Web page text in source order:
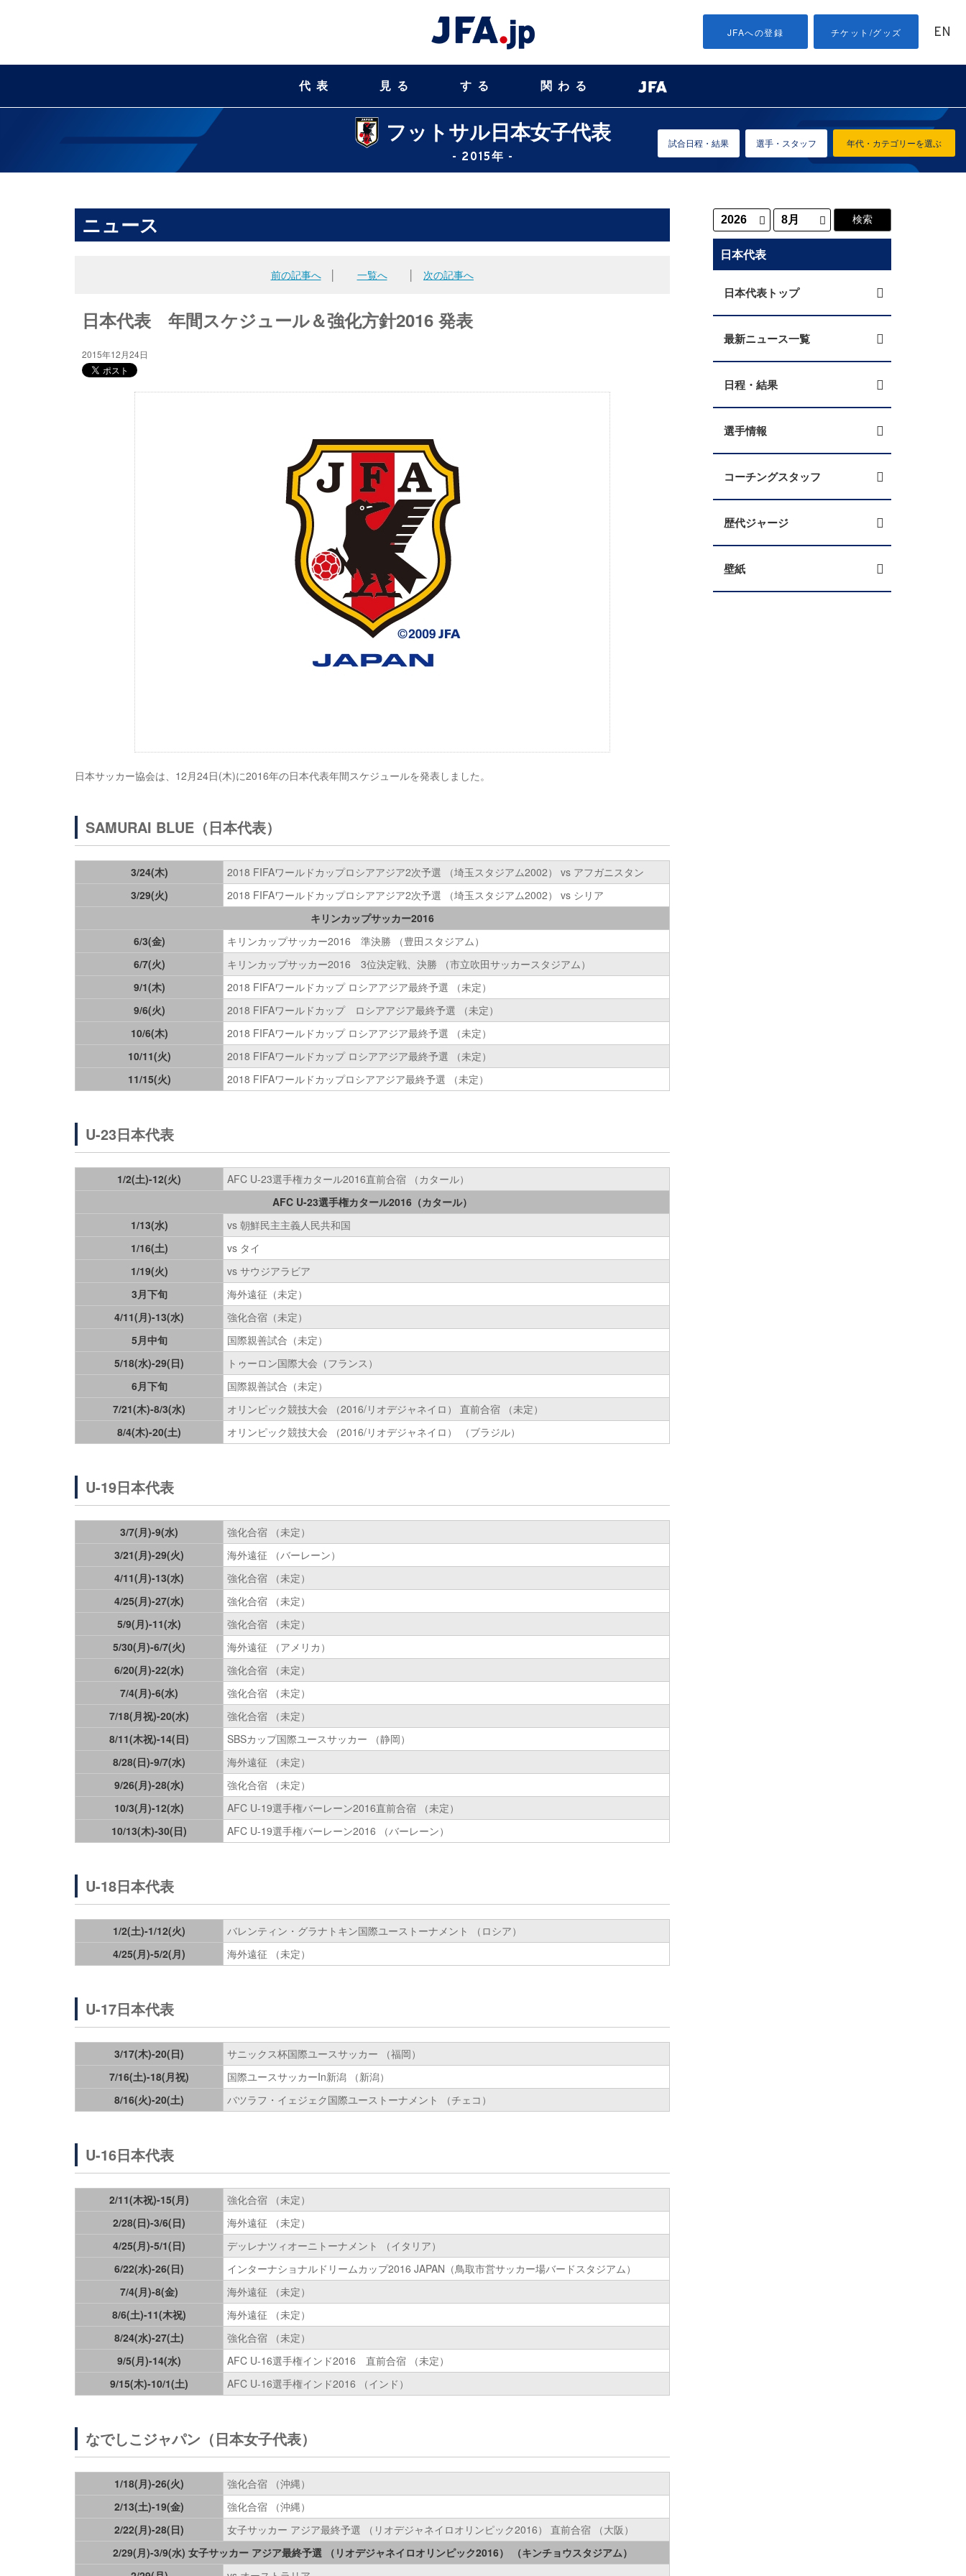
JFAへの登録 チケット/グッズ EN
代表 見る する 関わる
フットサル日本女子代表
- 2015年 -
年代・カテゴリーを選ぶ
試合日程・結果 選手・スタッフ
ニュース
前の記事へ│ 一覧へ 次の記事へ
日本代表 年間スケジュール＆強化方針2016 発表
2015年12月24日
日本サッカー協会は、12月24日(木)に2016年の日本代表年間スケジュールを発表しました。
SAMURAI BLUE（日本代表）
3/24(木)
2018 FIFAワールドカップロシアアジア2次予選 （埼玉スタジアム2002） vs アフガニスタン
3/29(火)
2018 FIFAワールドカップロシアアジア2次予選 （埼玉スタジアム2002） vs シリア
キリンカップサッカー2016
6/3(金)
キリンカップサッカー2016 準決勝 （豊田スタジアム）
6/7(火)
キリンカップサッカー2016 3位決定戦、決勝 （市立吹田サッカースタジアム）
9/1(木)
2018 FIFAワールドカップ ロシアアジア最終予選 （未定）
9/6(火)
2018 FIFAワールドカップ ロシアアジア最終予選 （未定）
10/6(木)
2018 FIFAワールドカップ ロシアアジア最終予選 （未定）
10/11(火)
2018 FIFAワールドカップ ロシアアジア最終予選 （未定）
11/15(火)
2018 FIFAワールドカップロシアアジア最終予選 （未定）
U-23日本代表
1/2(土)-12(火)
AFC U-23選手権カタール2016直前合宿 （カタール）
AFC U-23選手権カタール2016（カタール）
1/13(水)
vs 朝鮮民主主義人民共和国
1/16(土)
vs タイ
1/19(火)
vs サウジアラビア
3月下旬
海外遠征（未定）
4/11(月)-13(水)
強化合宿（未定）
5月中旬
国際親善試合（未定）
5/18(水)-29(日)
トゥーロン国際大会（フランス）
6月下旬
国際親善試合（未定）
7/21(木)-8/3(水)
オリンピック競技大会 （2016/リオデジャネイロ） 直前合宿 （未定）
8/4(木)-20(土)
オリンピック競技大会 （2016/リオデジャネイロ） （ブラジル）
U-19日本代表
3/7(月)-9(水)
強化合宿 （未定）
3/21(月)-29(火)
海外遠征 （バーレーン）
4/11(月)-13(水)
強化合宿 （未定）
4/25(月)-27(水)
強化合宿 （未定）
5/9(月)-11(水)
強化合宿 （未定）
5/30(月)-6/7(火)
海外遠征 （アメリカ）
6/20(月)-22(水)
強化合宿 （未定）
7/4(月)-6(水)
強化合宿 （未定）
7/18(月祝)-20(水)
強化合宿 （未定）
8/11(木祝)-14(日)
SBSカップ国際ユースサッカー （静岡）
8/28(日)-9/7(水)
海外遠征 （未定）
9/26(月)-28(水)
強化合宿 （未定）
10/3(月)-12(水)
AFC U-19選手権バーレーン2016直前合宿 （未定）
10/13(木)-30(日)
AFC U-19選手権バーレーン2016 （バーレーン）
U-18日本代表
1/2(土)-1/12(火)
バレンティン・グラナトキン国際ユーストーナメント （ロシア）
4/25(月)-5/2(月)
海外遠征 （未定）
U-17日本代表
3/17(木)-20(日)
サニックス杯国際ユースサッカー （福岡）
7/16(土)-18(月祝)
国際ユースサッカーIn新潟 （新潟）
8/16(火)-20(土)
バツラフ・イェジェク国際ユーストーナメント （チェコ）
U-16日本代表
2/11(木祝)-15(月)
強化合宿 （未定）
2/28(日)-3/6(日)
海外遠征 （未定）
4/25(月)-5/1(日)
デッレナツィオーニトーナメント （イタリア）
6/22(水)-26(日)
インターナショナルドリームカップ2016 JAPAN（鳥取市営サッカー場バードスタジアム）
7/4(月)-8(金)
海外遠征 （未定）
8/6(土)-11(木祝)
海外遠征 （未定）
8/24(水)-27(土)
強化合宿 （未定）
9/5(月)-14(水)
AFC U-16選手権インド2016 直前合宿 （未定）
9/15(木)-10/1(土)
AFC U-16選手権インド2016 （インド）
なでしこジャパン（日本女子代表）
1/18(月)-26(火)
強化合宿 （沖縄）
2/13(土)-19(金)
強化合宿 （沖縄）
2/22(月)-28(日)
女子サッカー アジア最終予選 （リオデジャネイロオリンピック2016） 直前合宿 （大阪）
2/29(月)-3/9(水) 女子サッカー アジア最終予選 （リオデジャネイロオリンピック2016） （キンチョウスタジアム）
日本代表
日本代表トップ
最新ニュース一覧
日程・結果
選手情報
コーチングスタッフ
歴代ジャージ
壁紙